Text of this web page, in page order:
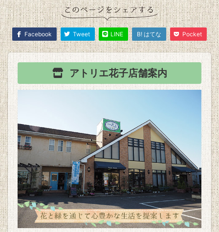
Facebook Tweet LINE B! はてな Pocket
アトリエ花子店舗案内